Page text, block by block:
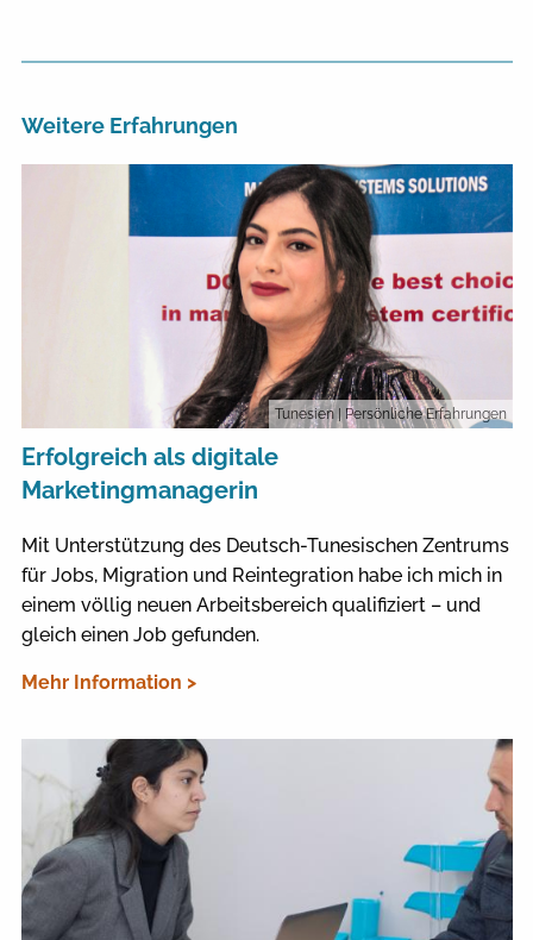
Weitere Erfahrungen
Tunesien | Persönliche Erfahrungen
Erfolgreich als digitale
Marketingmanagerin
Mit Unterstützung des Deutsch-Tunesischen Zentrums
für Jobs, Migration und Reintegration habe ich mich in
einem völlig neuen Arbeitsbereich qualifiziert – und
gleich einen Job gefunden.
Mehr Information >